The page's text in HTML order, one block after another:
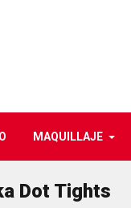
MAQUILLAJE
Dot Tights